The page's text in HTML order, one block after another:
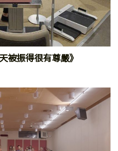
被振得很有尊嚴》